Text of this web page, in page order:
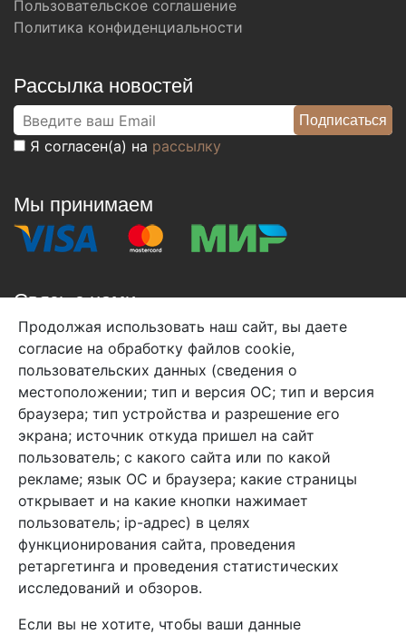
Пользовательское соглашение
Политика конфиденциальности
Рассылка новостей
Я согласен(а) на рассылку
Мы принимаем
Связь с нами
+7 (495) 933-38-08
info@arben-textile.ru- оптовые продажи
Арбен текстиль г. Щелково, пер.
1-й Советский д.25, владение 2.
Мы в соц. сетях
Продолжая использовать наш сайт, вы даете
согласие на обработку файлов cookie,
пользовательских данных (сведения о
местоположении; тип и версия ОС; тип и версия
браузера; тип устройства и разрешение его
экрана; источник откуда пришел на сайт
пользователь; с какого сайта или по какой
рекламе; язык ОС и браузера; какие страницы
открывает и на какие кнопки нажимает
пользователь; ip-адрес) в целях
функционирования сайта, проведения
ретаргетинга и проведения статистических
исследований и обзоров.
Если вы не хотите, чтобы ваши данные